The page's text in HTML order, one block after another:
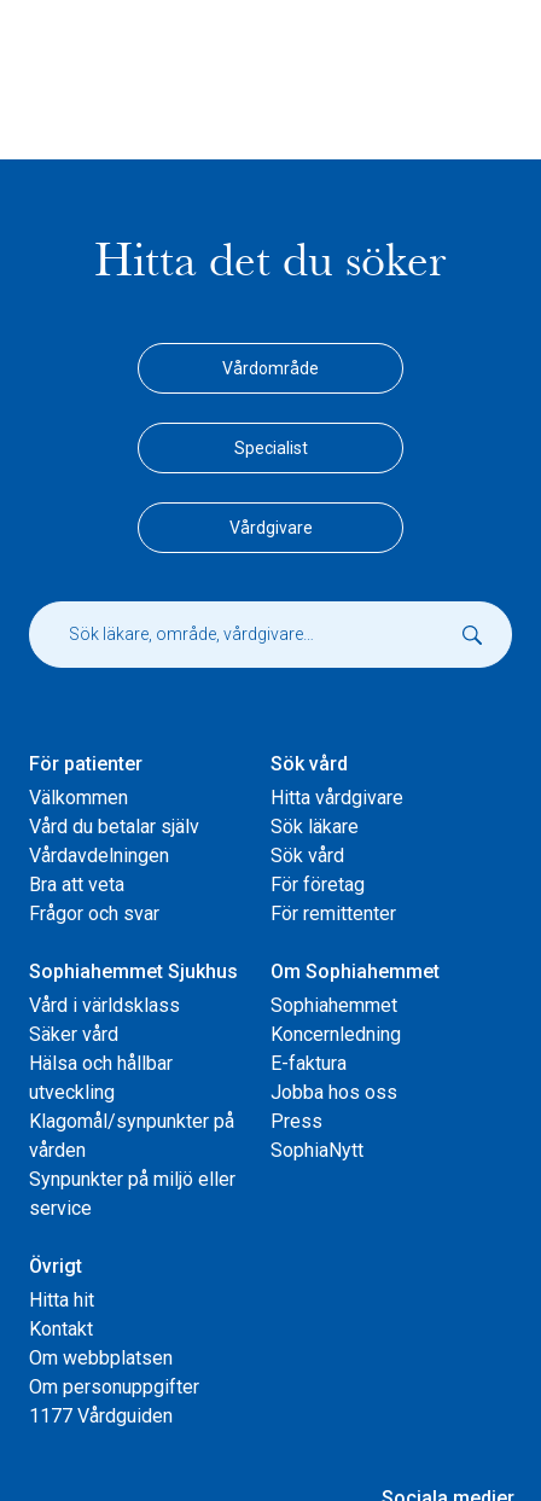
Hitta det du söker
Vårdområde
Specialist
Vårdgivare
För patienter
Välkommen
Vård du betalar själv
Vårdavdelningen
Bra att veta
Frågor och svar
Sök vård
Hitta vårdgivare
Sök läkare
Sök vård
För företag
För remittenter
Sophiahemmet Sjukhus
Vård i världsklass
Säker vård
Hälsa och hållbar
utveckling
Klagomål/synpunkter på
vården
Synpunkter på miljö eller
service
Om Sophiahemmet
Sophiahemmet
Koncernledning
E-faktura
Jobba hos oss
Press
SophiaNytt
Övrigt
Hitta hit
Kontakt
Om webbplatsen
Om personuppgifter
1177 Vårdguiden